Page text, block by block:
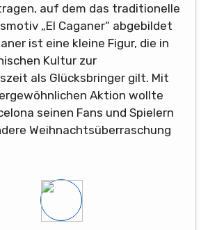
auf dem das traditionelle
„El Caganer“ abgebildet
ist eine kleine Figur, die in
Kultur zur
als Glücksbringer gilt. Mit
Aktion wollte
seinen Fans und Spielern
Weihnachtsüberraschung